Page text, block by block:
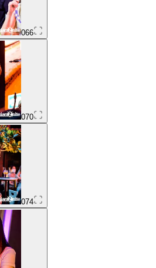
066
070
074